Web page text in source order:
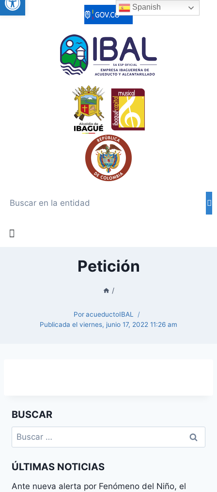
Petición
/
PoracueductoIBAL
Publicada el viernes, junio 17, 2022 11:26 am
BUSCAR
ÚLTIMAS NOTICIAS
Ante nueva alerta por Fenómeno del Niño, el
Spanish